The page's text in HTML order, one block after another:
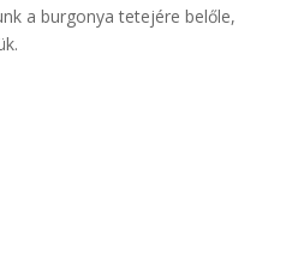
a burgonya tetejére belőle,